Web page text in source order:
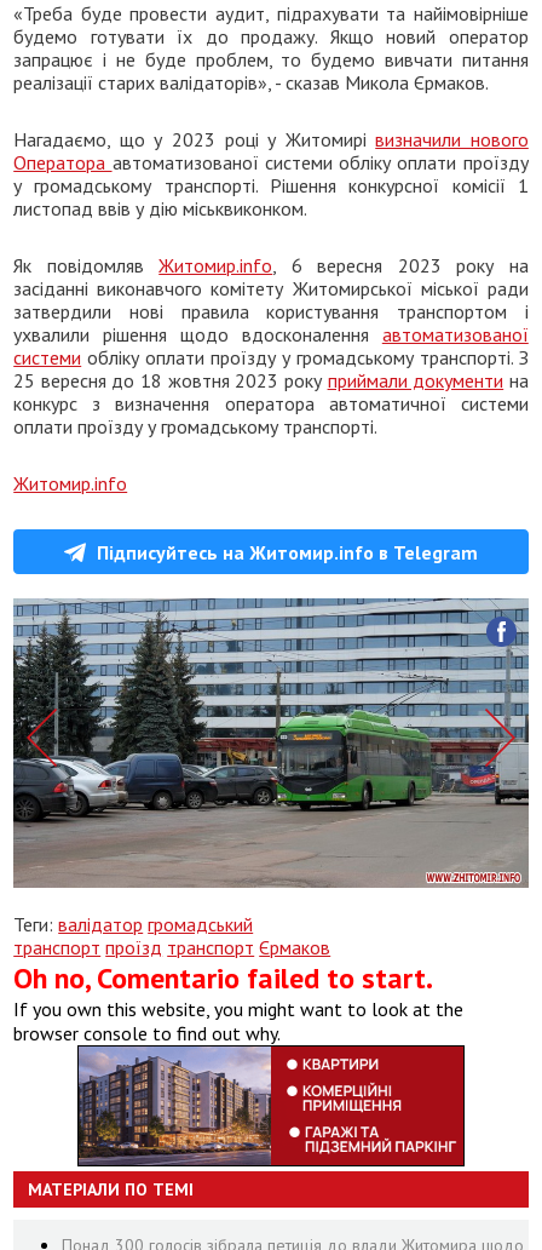
«Треба буде провести аудит, підрахувати та найімовірніше
будемо готувати їх до продажу. Якщо новий оператор
запрацює і не буде проблем, то будемо вивчати питання
реалізації старих валідаторів», - сказав Микола Єрмаков.
Нагадаємо, що у 2023 році у Житомирівизначили нового
Оператора автоматизованої системи обліку оплати проїзду
у громадському транспорті. Рішення конкурсної комісії 1
листопад ввів у дію міськвиконком.
Як повідомлявЖитомир.info, 6 вересня 2023 року на
засіданні виконавчого комітету Житомирської міської ради
затвердили нові правила користування транспортом і
ухвалили рішення щодо вдосконалення автоматизованої
системи обліку оплати проїзду у громадському транспорті. З
25 вересня до 18 жовтня 2023 року приймали документи на
конкурс з визначення оператора автоматичної системи
оплати проїзду у громадському транспорті.
Житомир.info
Підписуйтесь на Житомир.info в Telegram
Теги:валідатор громадський
транспорт проїзд транспорт Єрмаков
Oh no, Comentario failed to start.
If you own this website, you might want to look at the
browser console to find out why.
МАТЕРІАЛИ ПО ТЕМІ
Понад 300 голосів зібрала петиція до влади Житомира щодо